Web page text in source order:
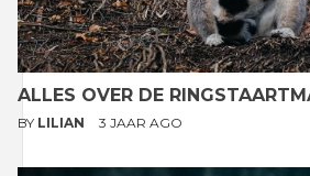
ALLES OVER DE
BY LILIAN 3 JAAR AGO